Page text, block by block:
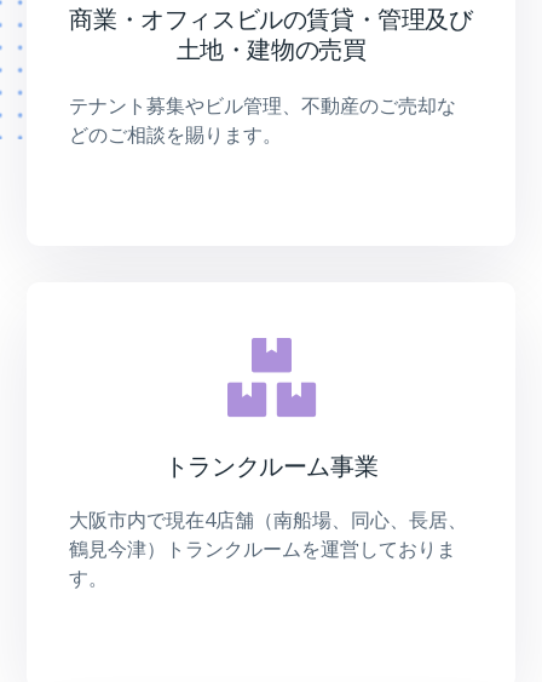
商業・オフィスビルの賃貸・管理及び
土地・建物の売買
テナント募集やビル管理、不動産のご売却な
どのご相談を賜ります。
トランクルーム事業
大阪市内で現在4店舗（南船場、同心、長居、
鶴見今津）トランクルームを運営しておりま
す。